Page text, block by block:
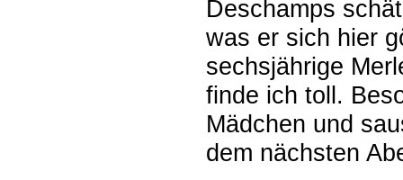
Deschamps
was er sich hier
sechsjährige
finde ich toll.
Mädchen und
dem nächsten